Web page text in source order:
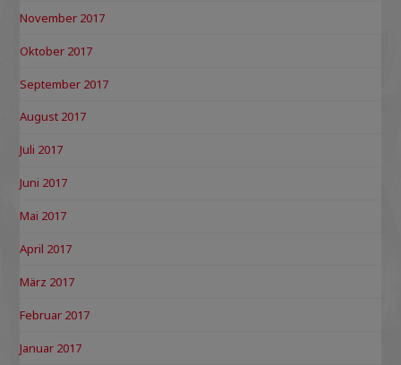
November 2017
Oktober 2017
September 2017
August 2017
Juli 2017
Juni 2017
Mai 2017
April 2017
März 2017
Februar 2017
Januar 2017